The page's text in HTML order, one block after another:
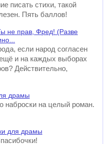
писать стихи, такой
Пять баллов!
не прав, Фред! (Разве
если народ согласен
и на каждых выборах
Действительно,
драмы
наброски на целый роман.
для драмы